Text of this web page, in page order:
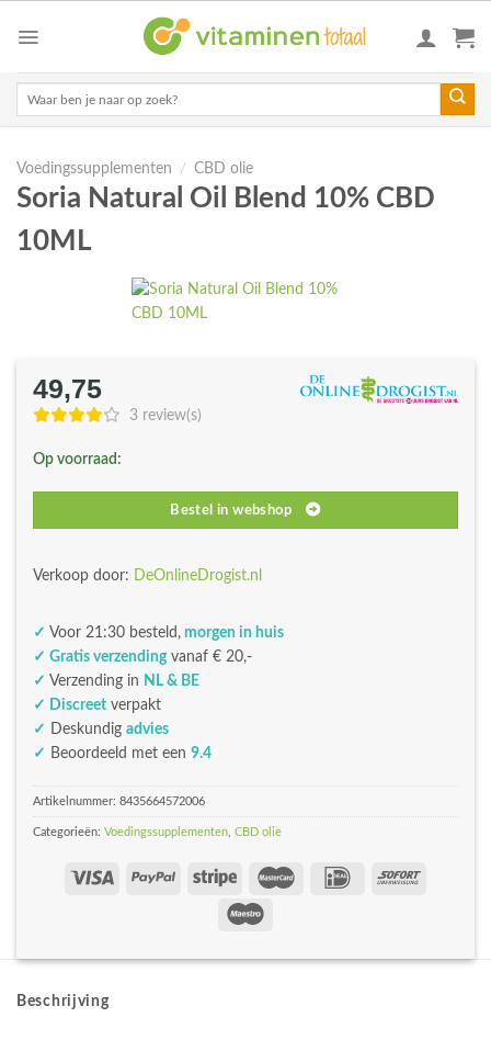
Voedingssupplementen / CBD olie
Soria Natural Oil Blend 10% CBD
10ML
49,75
3 review(s)
Op voorraad:
Bestel in webshop
Verkoop door: DeOnlineDrogist.nl
✓ Voor 21:30 besteld, morgen in huis
✓ Gratis verzendingvanaf € 20,-
✓ Verzending in NL & BE
✓ Discreet verpakt
✓
Deskundig advies
✓ Beoordeeld met een 9.4
Artikelnummer: 8435664572006
Categorieën: Voedingssupplementen CBD olie
Beschrijving